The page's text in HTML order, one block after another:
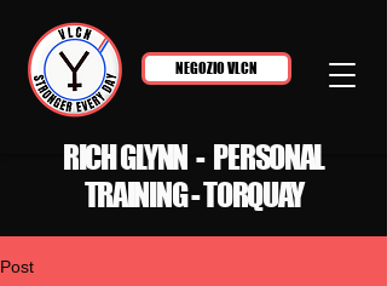
NEGOZIO VLCN
RICH GLYNN - PERSONAL
TRAINING - TORQUAY
Post